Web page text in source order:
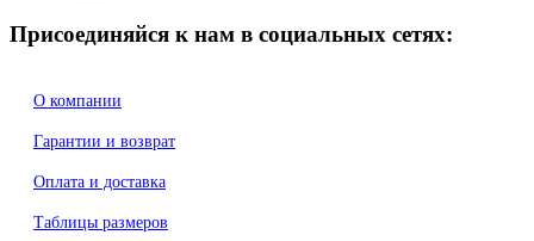
Присоединяйся к нам в социальных сетях:
О компании
Гарантии и возврат
Оплата и доставка
Таблицы размеров